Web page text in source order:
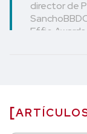
director de
Effie